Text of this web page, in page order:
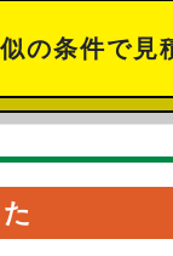
の条件で見